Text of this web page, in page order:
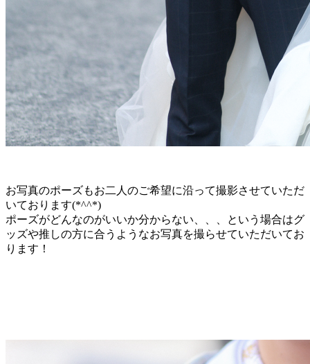
お写真のポーズもお二人のご希望に沿って撮影させていただ
いております(*^^*)
ポーズがどんなのがいいか分からない、、、という場合はグ
ッズや推しの方に合うようなお写真を撮らせていただいてお
ります！